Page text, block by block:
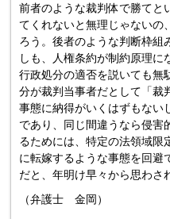
前者のような裁判体で勝てと
てくれないと無理じゃないの
ろう。後者のような判断枠組
しも、人権条約が制約原理に
行政処分の適否を説いても無
分が裁判当事者だとして「裁
事態に納得がいくはずもない
であり、同じ間違うなら侵害
るためには、特定の法領域限
に転嫁するような事態を回避
だと、年明け早々から思わさ
（弁護士 金岡）